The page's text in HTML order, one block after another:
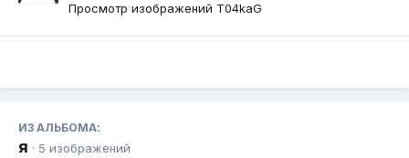
Просмотр изображений T04kaG
ИЗ АЛЬБОМА:
я · 5 изображений